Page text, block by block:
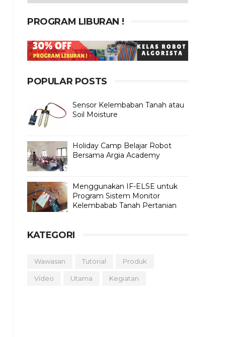
PROGRAM LIBURAN !
POPULAR POSTS
Sensor Kelembaban Tanah atau
Soil Moisture
Holiday Camp Belajar Robot
Bersama Argia Academy
Menggunakan IF-ELSE untuk
Program Sistem Monitor
Kelembabab Tanah Pertanian
KATEGORI
Wawasan Tutorial Produk
Video Utama Kegiatan